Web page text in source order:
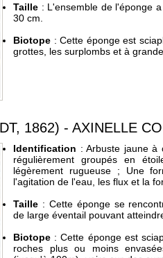
Taille : L'ensemble de l'éponge
30 cm.
Biotope : Cette éponge est
grottes, les surplombs et à
1862) - AXINELLE
Identification : Arbuste jaune à
régulièrement groupés en
légèrement rugueuse ; Une
l'agitation de l'eau, les flux et la
Taille : Cette éponge se
de large éventail pouvant
Biotope : Cette éponge est
roches plus ou moins